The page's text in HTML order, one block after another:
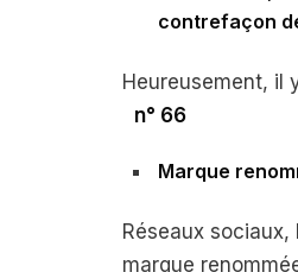
contrefaçon
Heureusement,
n° 66
Marque
Réseaux
marque